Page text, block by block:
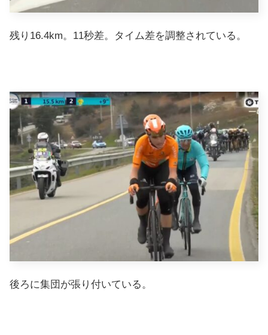
残り16.4km。11秒差。タイム差を調整されている。
後ろに集団が張り付いている。